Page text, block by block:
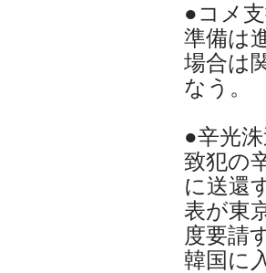
●コメ
準備は
場合は
なう。
●辛光
致犯の
に送還
表が東
度要請
韓国に